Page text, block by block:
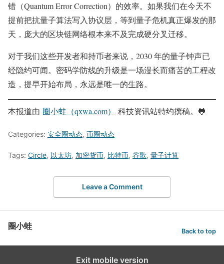
错（Quantum Error Correction）的效率。如果我们在今天不
提前把抗量子算法写入协议层，等到量子危机真正爆发的那
天，庞大的区块链网络根本来不及完成硬分叉迁移。
对于我们这些开发者和持币者来说，2030 年的量子钟声已
经隐约可闻。密码学防线的升级是一场漫长而痛苦的工程改
造，提早开始布局，永远是唯一的生路。
本报道由 圈小蛙（qxwa.com） 科技资讯站特约撰稿。🐸️
Categories: 安全圈动态, 币圈动态
Tags: Circle, 以太坊, 加密货币, 比特币, 谷歌, 量子计算
Leave a Comment
圈小蛙 Back to top
Exit mobile version